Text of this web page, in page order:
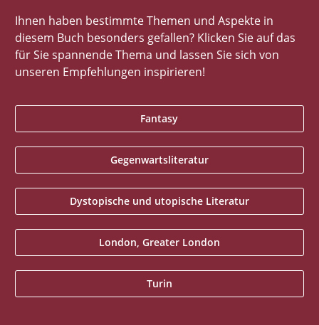
Ihnen haben bestimmte Themen und Aspekte in
diesem Buch besonders gefallen? Klicken Sie auf das
für Sie spannende Thema und lassen Sie sich von
unseren Empfehlungen inspirieren!
Fantasy
Gegenwartsliteratur
Dystopische und utopische Literatur
London, Greater London
Turin